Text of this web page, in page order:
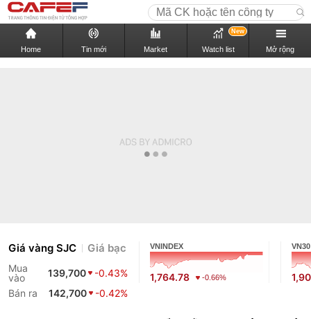
Home Tin mới Market Watch list
New
Mở rộng
Giá vàng SJC Giá bạc
Mua
vào
139,700
-0.43%
Bán ra
142,700 -0.42%
VNINDEX
1,764.78 -0.66%
VN30